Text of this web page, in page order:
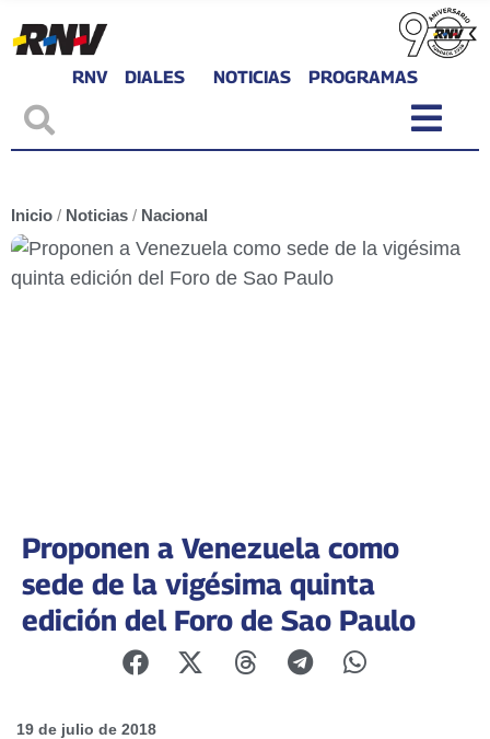
RNV DIALES NOTICIAS PROGRAMAS
Inicio / Noticias / Nacional
Proponen a Venezuela como
sede de la vigésima quinta
edición del Foro de Sao Paulo
19 de julio de 2018